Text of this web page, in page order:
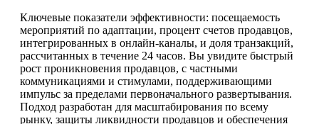
Ключевые показатели эффективности: посещаемость
мероприятий по адаптации, процент счетов продавцов,
интегрированных в онлайн-каналы, и доля транзакций,
рассчитанных в течение 24 часов. Вы увидите быстрый
рост проникновения продавцов, с частными
коммуникациями и стимулами, поддерживающими
импульс за пределами первоначального развертывания.
Подход разработан для масштабирования по всему
рынку, защиты ликвидности продавцов и обеспечения